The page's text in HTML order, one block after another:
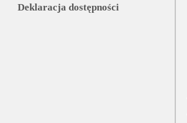
Deklaracja dostępności